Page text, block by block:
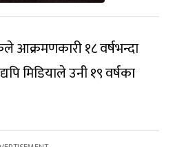
आक्रमणकारी १८ वर्षभन्दा
मिडियाले उनी १९ वर्षका